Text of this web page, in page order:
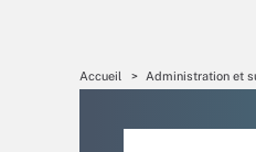
Accueil Administration et